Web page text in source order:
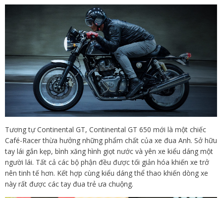
Tương tự Continental GT, Continental GT 650 mới là một chiếc
Café-Racer thừa hưởng những phẩm chất của xe đua Anh. Sở hữu
tay lái gắn kẹp, bình xăng hình giọt nước và yên xe kiểu dáng một
người lái. Tất cả các bộ phận đều được tối giản hóa khiến xe trở
nên tinh tế hơn. Kết hợp cùng kiểu dáng thể thao khiến dòng xe
này rất được các tay đua trẻ ưa chuộng.